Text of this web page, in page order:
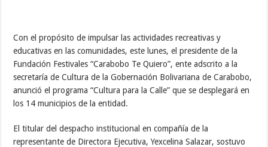
Con el propósito de impulsar las actividades recreativas y
educativas en las comunidades, este lunes, el presidente de la
Fundación Festivales “Carabobo Te Quiero”, ente adscrito a la
secretaría de Cultura de la Gobernación Bolivariana de Carabobo,
anunció el programa “Cultura para la Calle” que se desplegará en
los 14 municipios de la entidad.
El titular del despacho institucional en compañía de la
representante de Directora Ejecutiva, Yexcelina Salazar, sostuvo